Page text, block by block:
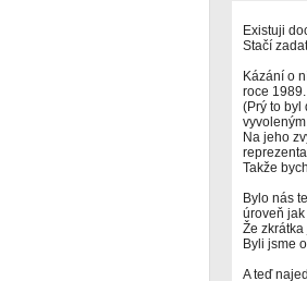
Existuji
Stačí
Kázání o
roce 1989.
(Prý to byl
Na jeho
Takže
Bylo nás
úroveň
Že
Byli jsme
A teď